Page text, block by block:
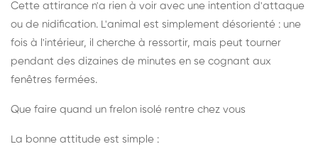
Cette attirance n'a rien à voir avec une intention d'attaque
ou de nidification. L'animal est simplement désorienté : une
fois à l'intérieur, il cherche à ressortir, mais peut tourner
pendant des dizaines de minutes en se cognant aux
fenêtres fermées.
Que faire quand un frelon isolé rentre chez vous
La bonne attitude est simple :